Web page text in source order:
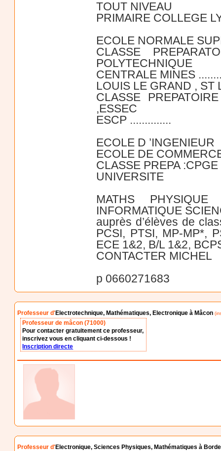
TOUT NIVEAU
PRIMAIRE COLLEGE
ECOLE NORMALE
CLASSE
POLYTECHNIQUE
CENTRALE MINES
LOUIS LE GRAND , ST
CLASSE
,ESSEC
ESCP ..............
ECOLE D ’INGENIEUR
ECOLE DE
CLASSE PREPA :CPGE
UNIVERSITE
MATHS PHYSIQUE
INFORMATIQUE
auprès d’élèves de
PCSI, PTSI, MP-MP*,
ECE 1&2, B/L 1&2,
CONTACTER MICHEL
p 0660271683
Professeur d'Electrotechnique, Mathématiques, Electronique à Mâcon
Professeur de mâcon (71000)
Pour contacter gratuitement ce professeur,
inscrivez vous en cliquant ci-dessous !
Inscription directe
Professeur d'Electronique, Sciences Physiques, Mathématiques à